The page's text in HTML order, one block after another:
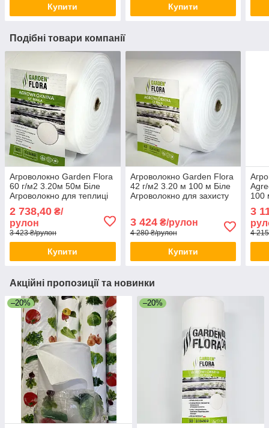
Купити Купити
Подібні товари компанії
Агроволокно Garden Flora
60 г/м2 3.20м 50м Біле
Агроволокно для теплиці
2 738,40 ₴/
рулон
3 423 ₴/рулон
Купити
Агроволокно Garden Flora
42 г/м2 3.20 м 100 м Біле
Агроволокно для захисту
3 424₴/рулон
4 280 ₴/рулон
Купити
100
3
4
Акційні пропозиції та новинки
–20% –20%